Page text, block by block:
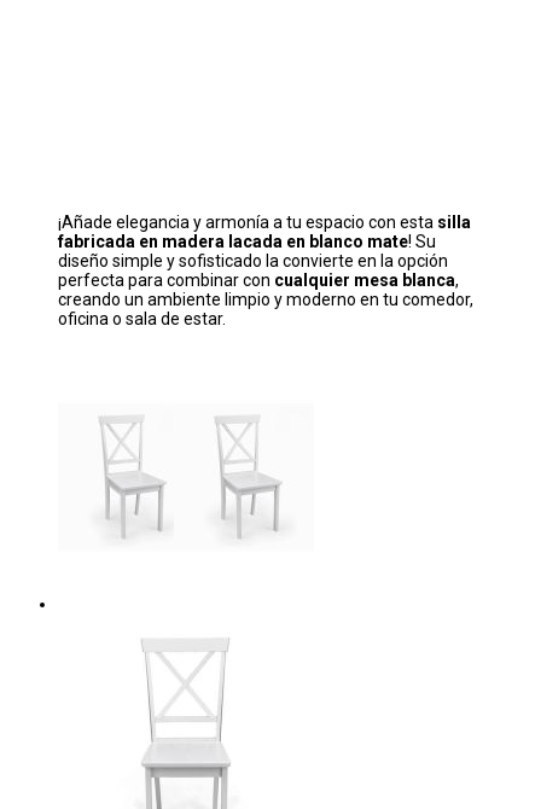
¡Añade elegancia y armonía a tu espacio con esta silla
fabricada en madera lacada en blanco mate! Su
diseño simple y sofisticado la convierte en la opción
perfecta para combinar con cualquier mesa blanca,
creando un ambiente limpio y moderno en tu comedor,
oficina o sala de estar.